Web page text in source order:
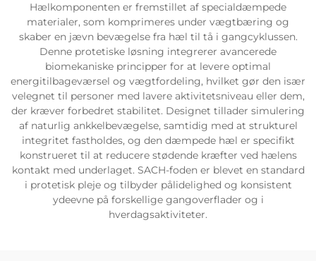
Hælkomponenten er fremstillet af specialdæmpede
materialer, som komprimeres under vægtbæring og
skaber en jævn bevægelse fra hæl til tå i gangcyklussen.
Denne protetiske løsning integrerer avancerede
biomekaniske principper for at levere optimal
energitilbageværsel og vægtfordeling, hvilket gør den især
velegnet til personer med lavere aktivitetsniveau eller dem,
der kræver forbedret stabilitet. Designet tillader simulering
af naturlig ankkelbevægelse, samtidig med at strukturel
integritet fastholdes, og den dæmpede hæl er specifikt
konstrueret til at reducere stødende kræfter ved hælens
kontakt med underlaget. SACH-foden er blevet en standard
i protetisk pleje og tilbyder pålidelighed og konsistent
ydeevne på forskellige gangoverflader og i
hverdagsaktiviteter.